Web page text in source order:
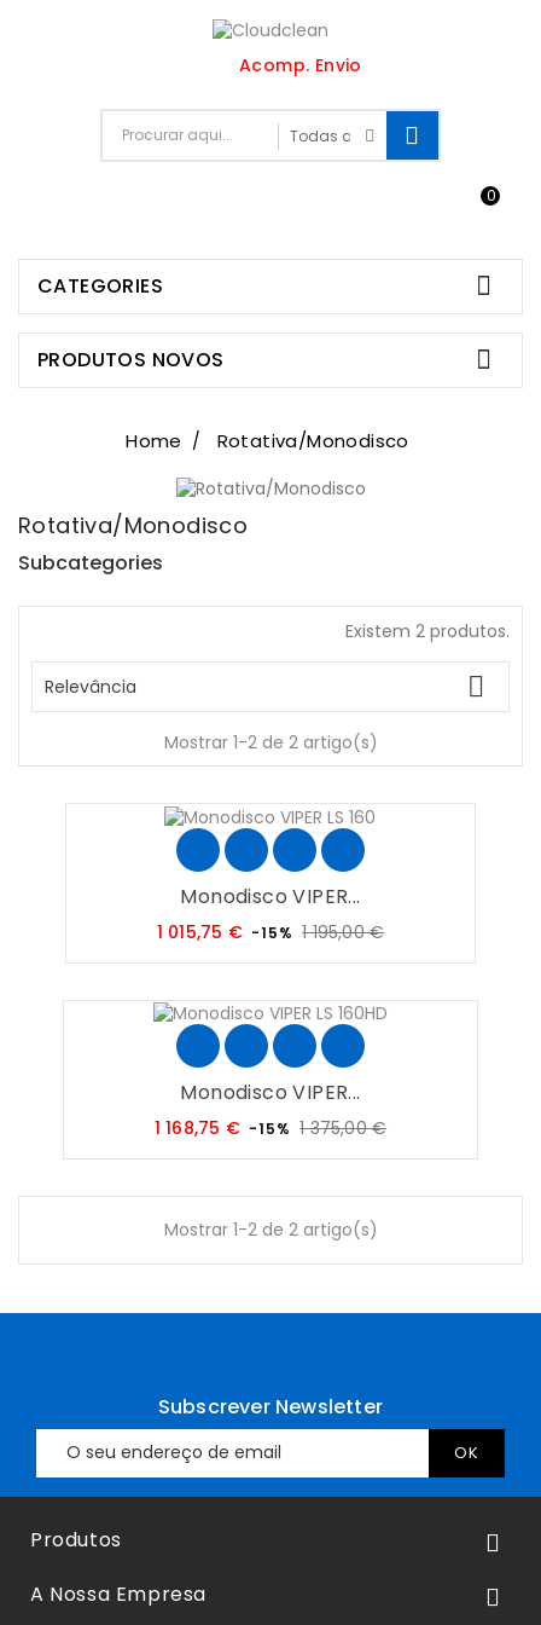
Acomp. Envio
0
CATEGORIES 
PRODUTOS NOVOS 
Home Rotativa/Monodisco
Rotativa/Monodisco
Subcategories
Existem 2 produtos.
Relevância 
Mostrar 1-2 de 2 artigo(s)
Monodisco VIPER...
1 015,75 € Preço
-15% 1 195,00 €Preço
Monodisco VIPER...
1 168,75 € Preço
-15% 1 375,00 €Preço
Mostrar 1-2 de 2 artigo(s)
Subscrever Newsletter
Produtos 
A Nossa Empresa 